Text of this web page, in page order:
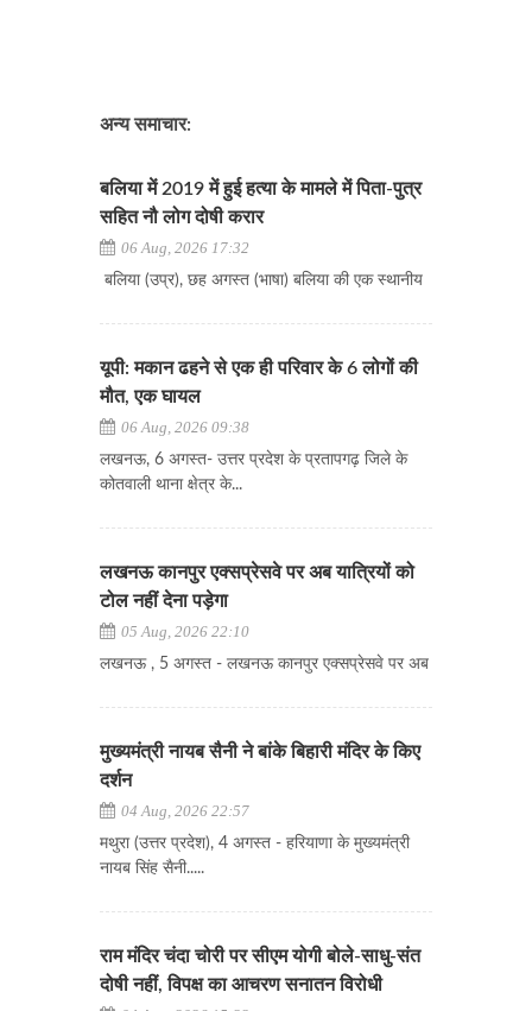
अन्य समाचार:
बलिया में 2019 में हुई हत्या के मामले में पिता-पुत्र
सहित नौ लोग दोषी करार
06 Aug, 2026 17:32
बलिया (उप्र), छह अगस्त (भाषा) बलिया की एक स्थानीय
यूपी: मकान ढहने से एक ही परिवार के 6 लोगों की
मौत, एक घायल
06 Aug, 2026 09:38
लखनऊ, 6 अगस्त- उत्तर प्रदेश के प्रतापगढ़ जिले के
कोतवाली थाना क्षेत्र के...
लखनऊ कानपुर एक्सप्रेसवे पर अब यात्रियों को
टोल नहीं देना पड़ेगा
05 Aug, 2026 22:10
लखनऊ , 5 अगस्त - लखनऊ कानपुर एक्सप्रेसवे पर अब
मुख्यमंत्री नायब सैनी ने बांके बिहारी मंदिर के किए
दर्शन
04 Aug, 2026 22:57
मथुरा (उत्तर प्रदेश), 4 अगस्त - हरियाणा के मुख्यमंत्री
नायब सिंह सैनी.....
राम मंदिर चंदा चोरी पर सीएम योगी बोले-साधु-संत
दोषी नहीं, विपक्ष का आचरण सनातन विरोधी